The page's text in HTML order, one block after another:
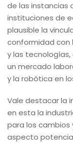
de las instancias
instituciones de
plausible la
conformidad con
y las
un mercado
y la robótica en
Vale destacar la
en esta la
para los cambios
aspecto